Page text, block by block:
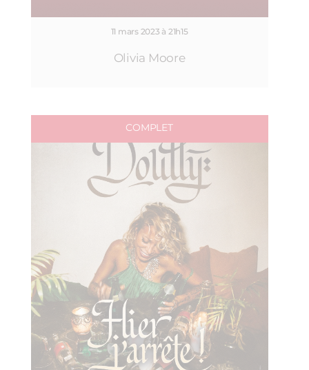
11 mars 2023 à 21h15
Olivia Moore
COMPLET